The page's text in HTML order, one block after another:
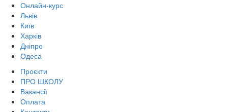
Онлайн-курс
Львів
Київ
Харків
Дніпро
Одеса
Проєкти
ПРО ШКОЛУ
Вакансії
Оплата